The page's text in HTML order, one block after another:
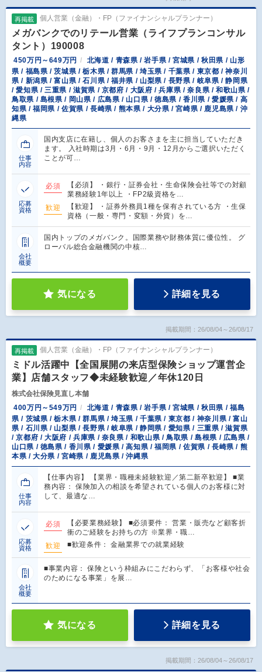
再掲載 個人営業（金融）・FP（ファイナンシャルプランナー）
メガバンクでのリテール営業（ライフプランコンサル
タント）190008
450万円～649万円
北海道 / 青森県 / 岩手県 / 宮城県 / 秋田県 / 山形
県 / 福島県 / 茨城県 / 栃木県 / 群馬県 / 埼玉県 / 千葉県 / 東京都 / 神奈川
県 / 新潟県 / 富山県 / 石川県 / 福井県 / 山梨県 / 長野県 / 岐阜県 / 静岡県
/ 愛知県 / 三重県 / 滋賀県 / 京都府 / 大阪府 / 兵庫県 / 奈良県 / 和歌山県 /
鳥取県 / 島根県 / 岡山県 / 広島県 / 山口県 / 徳島県 / 香川県 / 愛媛県 / 高
知県 / 福岡県 / 佐賀県 / 長崎県 / 熊本県 / 大分県 / 宮崎県 / 鹿児島県 / 沖
縄県
仕事
内容
国内支店に在籍し、個人のお客さまを主に担当していただき
ます。 入社時期は3月・6月・9月・12月からご選択いただく
ことが可…
応募
資格
必須
【必須】 ・銀行・証券会社・生命保険会社等での対顧
業務経験1年以上 ・FP2級資格を…
歓迎
【歓迎】 ・証券外務員1種を保有されている方 ・生保
資格（一般・専門・変額・外貨）を…
会社
概要
国内トップのメガバンク。国際業務や財務体質に優位性。 グ
ローバル総合金融機関の中核…
気になる 詳細を見る
掲載期間：26/08/04～26/08/17
再掲載 個人営業（金融）・FP（ファイナンシャルプランナー）
ミドル活躍中【全国展開の来店型保険ショップ運営企
業】店舗スタッフ◆未経験歓迎／年休120日
株式会社保険見直し本舗
400万円～549万円
北海道 / 青森県 / 岩手県 / 宮城県 / 秋田県 / 福島
県 / 茨城県 / 栃木県 / 群馬県 / 埼玉県 / 千葉県 / 東京都 / 神奈川県 / 富山
県 / 石川県 / 山梨県 / 長野県 / 岐阜県 / 静岡県 / 愛知県 / 三重県 / 滋賀県
/ 京都府 / 大阪府 / 兵庫県 / 奈良県 / 和歌山県 / 鳥取県 / 島根県 / 広島県 /
山口県 / 徳島県 / 香川県 / 愛媛県 / 高知県 / 福岡県 / 佐賀県 / 長崎県 / 熊
本県 / 大分県 / 宮崎県 / 鹿児島県 / 沖縄県
仕事
内容
【仕事内容】 【業界・職種未経験歓迎／第二新卒歓迎】 ■業
務内容： 保険加入の相談を希望されている個人のお客様に対
して、最適な…
応募
資格
必須
【必要業務経験】 ■必須要件： 営業・販売など顧客折
衝のご経験をお持ちの方 ※業界・職…
歓迎
■歓迎条件： 金融業界での就業経験
会社
概要
■事業内容： 保険という枠組みにこだわらず、「お客様や社会
のためになる事業」を展…
気になる 詳細を見る
掲載期間：26/08/04～26/08/17